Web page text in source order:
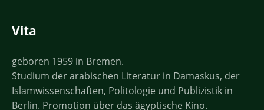
Vita
geboren 1959 in Bremen.
Studium der arabischen Literatur in Damaskus, der
Islamwissenschaften, Politologie und Publizistik in
Berlin. Promotion über das ägyptische Kino.